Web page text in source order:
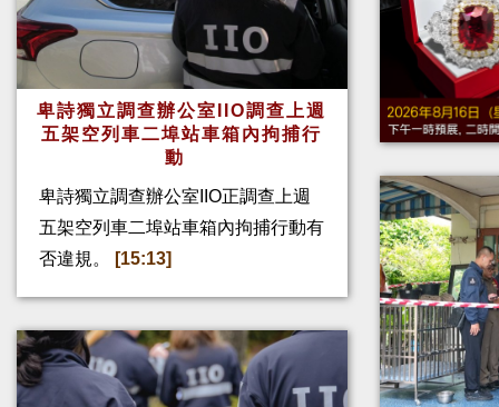
卑詩獨立調查辦公室IIO調查上週
五架空列車二埠站車箱內拘捕行
動
卑詩獨立調查辦公室IIO正調查上週
五架空列車二埠站車箱內拘捕行動有
否違規。
[15:13]